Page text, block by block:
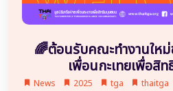
🌈ต้อนรับคณะทำงานให
เพื่อนกะเทยเพื่อสิ
News 2025 tga thaitga